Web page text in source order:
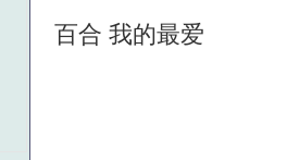
百合 我的最爱